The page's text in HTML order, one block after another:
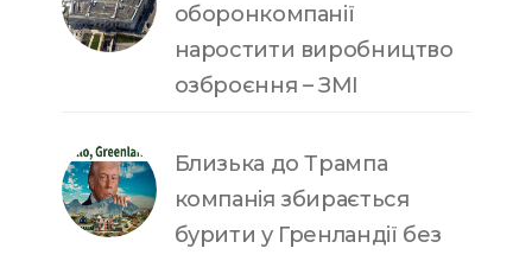
оборонкомпанії
наростити виробництво
озброєння – ЗМІ
Близька до Трампа
компанія збирається
бурити у Гренландії без